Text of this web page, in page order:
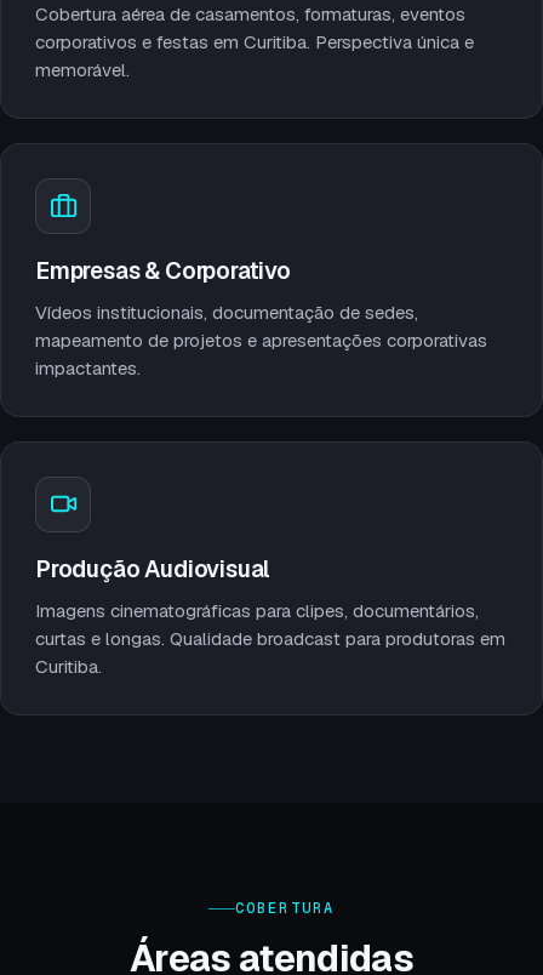
Cobertura aérea de casamentos, formaturas, eventos
corporativos e festas em Curitiba. Perspectiva única e
memorável.
Empresas & Corporativo
Vídeos institucionais, documentação de sedes,
mapeamento de projetos e apresentações corporativas
impactantes.
Produção Audiovisual
Imagens cinematográficas para clipes, documentários,
curtas e longas. Qualidade broadcast para produtoras em
Curitiba.
COBERTURA
Áreas atendidas